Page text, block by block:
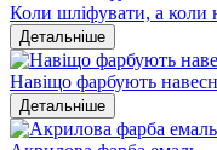
Коли шліфувати, а коли
Детальніше
Навіщо фарбують
Детальніше